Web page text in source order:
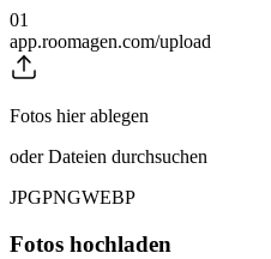
01
app.roomagen.com/upload
Fotos hier ablegen
oder Dateien durchsuchen
JPGPNGWEBP
Fotos hochladen